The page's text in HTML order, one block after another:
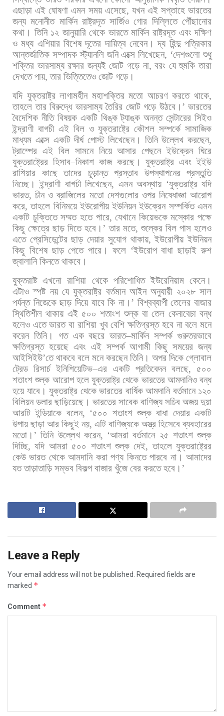
এছাড়া এই ঘোষণা এমন সময় এসেছে, যখন এই সপ্তাহে ভারতের
জন্য মনোনীত মার্কিন রাষ্ট্রদূত সার্জিও গোর দিল্লিতে পৌঁছানোর
কথা। তিনি ১২ জানুয়ারি থেকে ভারতে মার্কিন রাষ্ট্রদূত এবং দক্ষিণ
ও মধ্য এশিয়ার বিশেষ দূতের দায়িত্ব নেবেন। দ্য হিন্দু পত্রিকার
আন্তর্জাতিক সম্পাদক স্ট্যানলি জনি এক্সে লিখেছেন, ‘দেশগুলো শুধু
শক্তির ভারসাম্য রক্ষার জন্যই জোট গড়ে না,বরং যে হুমকি তারা
দেখতে পায়,তার ভিত্তিতেও জোট গড়ে।
যদি যুক্তরাষ্ট্র লাগামহীন মহাশক্তির মতো আচরণ করতে থাকে,
তাহলে তার বিরুদ্ধে ভারসাম্য তৈরির জোট গড়ে উঠবে। ’ ভারতের
বৈদেশিক নীতি বিষয়ক একটি থিঙ্ক ট্যাঙ্ক অনন্ত সেন্টারের সিইও
ইন্দ্রাণী বাগচী এই বিল ও যুক্তরাষ্ট্রে কৌশল সম্পর্কে সামাজিক
মাধ্যম এক্সে একটি দীর্ঘ পোস্ট লিখেছেন। তিনি উল্লেখ করছেন,
ট্রাম্পের এই বিল সামনে নিয়ে আসার পেছনে ইউক্রেন ঘিরে
যুক্তরাষ্ট্রের হিসাব–নিকাশ কাজ করছে। যুক্তরাষ্ট্র এবং ইইউ
রাশিয়ার
কাছে তাদের চূড়ান্ত প্রস্তাব উপস্থাপনের প্রস্তুতি
নিচ্ছে। ইন্দ্রাণী বাগচী লিখেছেন, এমন অবস্থায় ‘যুক্তরাষ্ট্র যদি
ভারত,চীন ও ব্রাজিলের মতো দেশগুলোর ওপর নিষেধাজ্ঞা আরোপ
করে,তাহলে বিনিময়ে ইউরোপীয় ইউনিয়ন ইউক্রেন সম্পর্কিত এমন
একটি চুক্তিতে সম্মত হতে পারে,যেখানে কিয়েভকে মস্কোর পক্ষে
কিছু ক্ষেত্রে ছাড় দিতে হবে। ’তার মতে, শুল্কের বিল পাস হলেও
এতে প্রেসিডেন্টের ছাড় দেয়ার সুযোগ থাকায়,ইউরোপীয় ইউনিয়ন
কিছু বিশেষ ছাড় পেতে পারে। ফলে‘ইউরোপ বাধা ছাড়াই রুশ
জ্বালানি কিনতে থাকবে।
যুক্তরাষ্ট এখনো রাশিয়া থেকে পরিশোধিত ইউরেনিয়াম কেনে।
এটাও স্পষ্ট নয় যে যুক্তরাষ্ট্র বর্তমান আইন অনুযায়ী ২০২৮ সাল
পর্যন্ত নিজেকে ছাড় দিয়ে যাবে কি না। ’ বিশ্বব্যাপী তেলের বাজার
স্থিতিশীল থাকায় এই ৫০০ শতাংশ শুল্ক বা তেল কেনাবেচা বন্ধ
হলেও এতে ভারত বা রাশিয়া খুব বেশি ক্ষতিগ্রস্ত হবে না বলে মনে
করেন তিনি। গত এক বছরে ভারত–মার্কিন সম্পর্ক গুরুতরভাবে
ক্ষতিগ্রস্ত হয়েছে এবং এই সম্পর্ক আগামী কিছু সময়ের জন্য
আইসিইউ’তে থাকবে বলে মনে করছেন তিনি। অপর দিকে গ্লোবাল
ট্রেড রিসার্চ ইনিশিয়েটিভ–এর একটি প্রতিবেদন বলছে, ৫০০
শতাংশ শুল্ক আরোপ হলে যুক্তরাষ্ট্র থেকে ভারতের আমদানিও বন্ধ
হয়ে যাবে। যুক্তরাষ্ট্র থেকে ভারতের বার্ষিক আমদানি বর্তমানে ১২০
বিলিয়ন ডলার ছাড়িয়েছে। ভারতের সাবেক বাণিজ্য সচিব অজয় দুয়া
আরটি ইন্ডিয়াকে বলেন, ‘৫০০ শতাংশ শুল্ক বাধা দেয়ার একটি
উপায় ছাড়া আর কিছুই নয়, এটি বাণিজ্যকে অস্ত্র হিসেবে ব্যবহারের
মতো। ’তিনি উল্লেখ করেন, ‘আমরা বর্তমানে ২৫ শতাংশ শুল্ক
দিচ্ছি,যদি আমরা ৫০০ শতাংশ শুল্ক দেই,তাহলে যুক্তরাষ্ট্রের
কেউ ভারত থেকে আমদানি করা পণ্য কিনতে পারবে না। আমাদের
যত তাড়াতাড়ি সম্ভব বিকল্প বাজার খুঁজে বের করতে হবে। ’
Leave a Reply
Your email address will not be published.
Required fields are
marked *
Comment *